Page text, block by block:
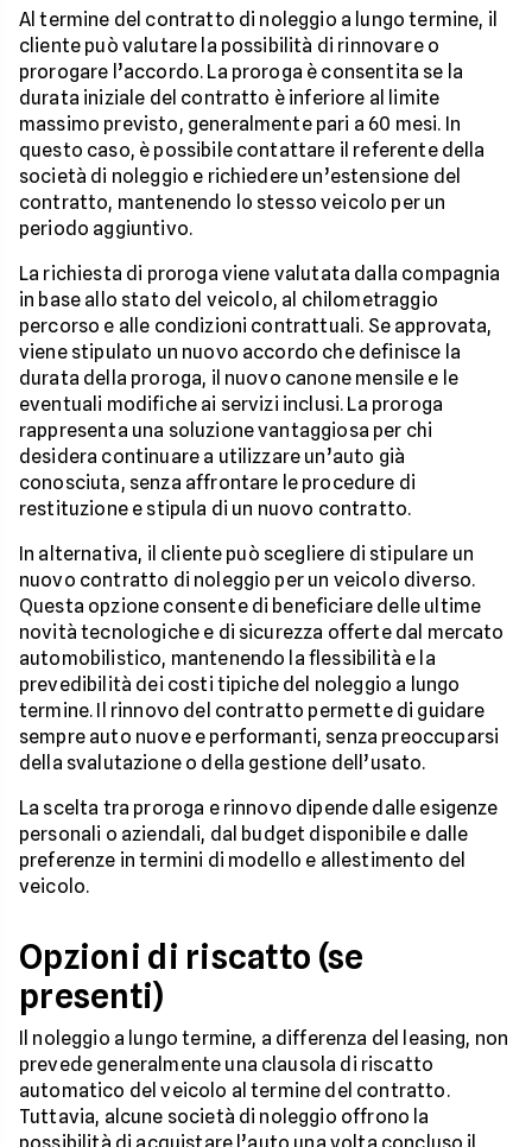
Al termine del contratto di noleggio a lungo termine, il
cliente può valutare la possibilità di rinnovare o
prorogare l’accordo. La proroga è consentita se la
durata iniziale del contratto è inferiore al limite
massimo previsto, generalmente pari a 60 mesi. In
questo caso, è possibile contattare il referente della
società di noleggio e richiedere un’estensione del
contratto, mantenendo lo stesso veicolo per un
periodo aggiuntivo.
La richiesta di proroga viene valutata dalla compagnia
in base allo stato del veicolo, al chilometraggio
percorso e alle condizioni contrattuali. Se approvata,
viene stipulato un nuovo accordo che definisce la
durata della proroga, il nuovo canone mensile e le
eventuali modifiche ai servizi inclusi. La proroga
rappresenta una soluzione vantaggiosa per chi
desidera continuare a utilizzare un’auto già
conosciuta, senza affrontare le procedure di
restituzione e stipula di un nuovo contratto.
In alternativa, il cliente può scegliere di stipulare un
nuovo contratto di noleggio per un veicolo diverso.
Questa opzione consente di beneficiare delle ultime
novità tecnologiche e di sicurezza offerte dal mercato
automobilistico, mantenendo la flessibilità e la
prevedibilità dei costi tipiche del noleggio a lungo
termine. Il rinnovo del contratto permette di guidare
sempre auto nuove e performanti, senza preoccuparsi
della svalutazione o della gestione dell’usato.
La scelta tra proroga e rinnovo dipende dalle esigenze
personali o aziendali, dal budget disponibile e dalle
preferenze in termini di modello e allestimento del
veicolo.
Opzioni di riscatto (se
presenti)
Il noleggio a lungo termine, a differenza del leasing, non
prevede generalmente una clausola di riscatto
automatico del veicolo al termine del contratto.
Tuttavia, alcune società di noleggio offrono la